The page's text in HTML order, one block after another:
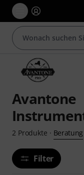
Avantone
2 Produkte · Beratung
Filter